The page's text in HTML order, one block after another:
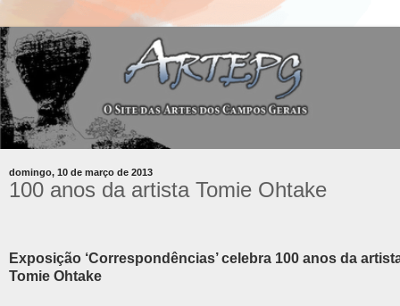
domingo, 10 de março de 2013
100 anos da artista Tomie Ohtake
Exposição ‘Correspondências’ celebra 100 anos da
Tomie Ohtake